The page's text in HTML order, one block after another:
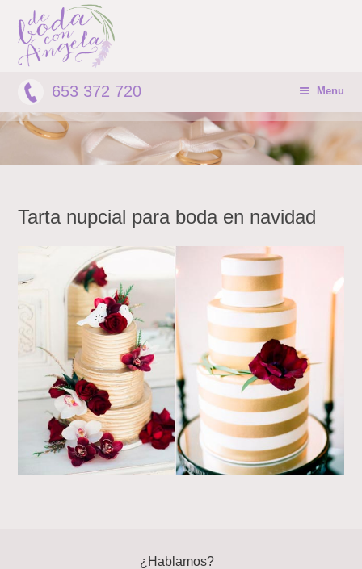
653 372 720 Menu
Tarta nupcial para boda en navidad
¿Hablamos?